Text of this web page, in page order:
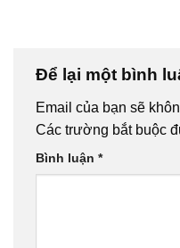
Để lại một bình
Email của bạn sẽ
Các trường bắt buộc
Bình luận *